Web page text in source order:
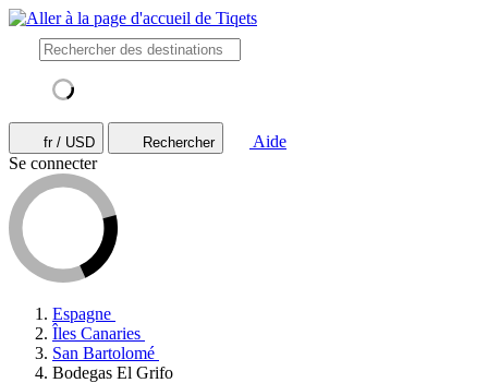
fr / USD Rechercher
Aide
Se connecter
Espagne
Îles Canaries
San Bartolomé
Bodegas El Grifo